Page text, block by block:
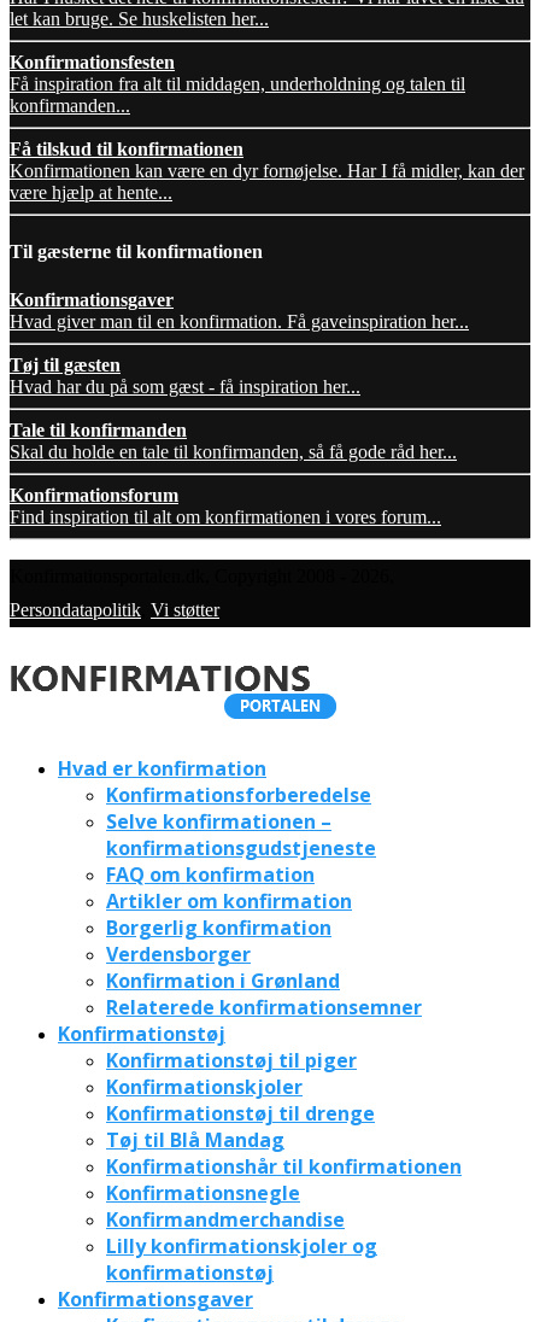
let kan bruge. Se huskelisten her...
Konfirmationsfesten
Få inspiration fra alt til middagen, underholdning og talen til
konfirmanden...
Få tilskud til konfirmationen
Konfirmationen kan være en dyr fornøjelse. Har I få midler, kan der
være hjælp at hente...
Til gæsterne til konfirmationen
Konfirmationsgaver
Hvad giver man til en konfirmation. Få gaveinspiration her...
Tøj til gæsten
Hvad har du på som gæst - få inspiration her...
Tale til konfirmanden
Skal du holde en tale til konfirmanden, så få gode råd her...
Konfirmationsforum
Find inspiration til alt om konfirmationen i vores forum...
Persondatapolitik Vi støtter
Hvad er konfirmation
Konfirmationsforberedelse
Selve konfirmationen –
konfirmationsgudstjeneste
FAQ om konfirmation
Artikler om konfirmation
Borgerlig konfirmation
Verdensborger
Konfirmation i Grønland
Relaterede konfirmationsemner
Konfirmationstøj
Konfirmationstøj til piger
Konfirmationskjoler
Konfirmationstøj til drenge
Tøj til Blå Mandag
Konfirmationshår til konfirmationen
Konfirmationsnegle
Konfirmandmerchandise
Lilly konfirmationskjoler og
konfirmationstøj
Konfirmationsgaver